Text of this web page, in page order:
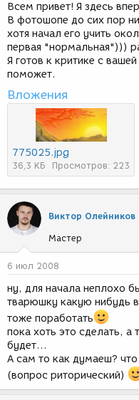
и
я
Всем привет! Я здесь
В фотошопе до сих пор
хотя начал его учить
первая "нормальная")))
Я готов к критике с
поможет.
Вложения
775025.jpg
36,3 КБ Просмотров: 223
Виктор Олейников
Мастер
6 июл 2008
ну, для начала неплохо
тварюшку какую нибудь
тоже поработать
пока хоть это сделать, а
будет...
А сам то как думаеш?
(вопрос риторический)